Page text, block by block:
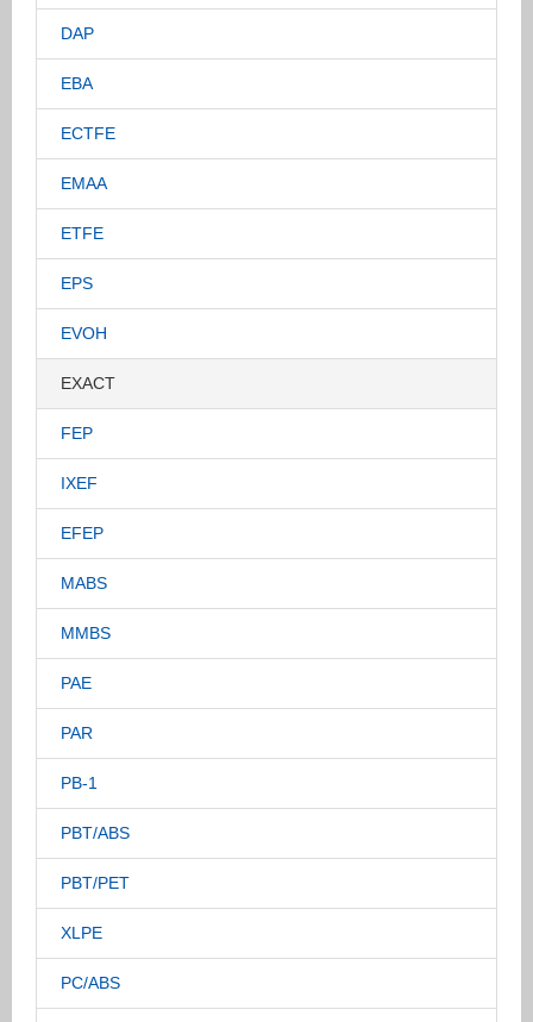
DAP
EBA
ECTFE
EMAA
ETFE
EPS
EVOH
EXACT
FEP
IXEF
EFEP
MABS
MMBS
PAE
PAR
PB-1
PBT/ABS
PBT/PET
XLPE
PC/ABS